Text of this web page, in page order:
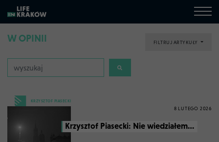
W OPINII FILTRUJ ARTYKUŁY
KRZYSZTOF PIASECKI
8 LUTEGO 2026
Krzysztof Piasecki: Nie wiedziałem…